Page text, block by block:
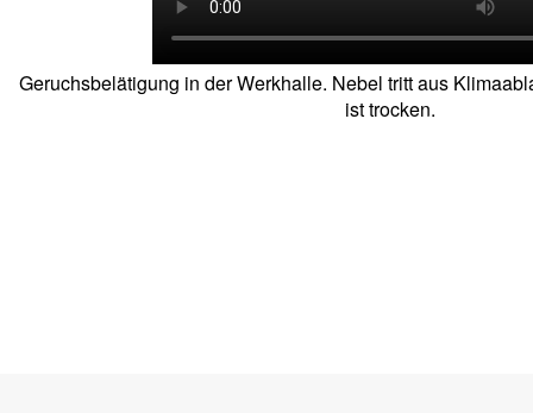
Geruchsbelätigung in der Werkhalle. Nebel tritt aus
ist trocken.